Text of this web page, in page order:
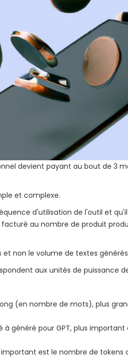
devient payant au bout de 3
et complexe.
d'utilisation de l'outil et
au nombre de produit
non le volume de textes
aux unités de puissance
(en nombre de mots), plus
généré pour GPT, plus
est le nombre de tokens